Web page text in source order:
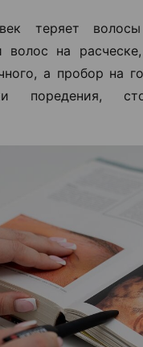
теряет
волос на
а пробор на
поредения,